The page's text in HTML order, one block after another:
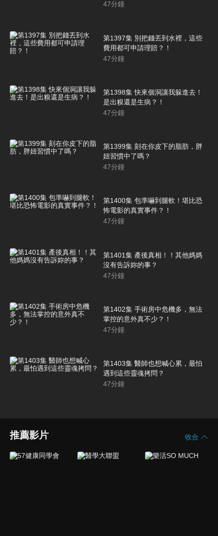
47分鐘
第1397集 別把錢丟到水裡，這些
費用都可申請理賠？！
47分鐘
第1398集 快來個洞讓我躲進去！
是出糗還是生病？！
47分鐘
第1399集 刻在你皮下的脂肪，胖
妞習慣中了嗎？
47分鐘
第1400集 包準嚇到腿軟！堪比恐
怖電影的真實事件？！
47分鐘
第1401集 產後真相！！其他媽媽
沒有告訴妳的事？
47分鐘
第1402集 手術房中危機多，無法
掌控的意外真不少？！
47分鐘
第1403集 醫師也想喊心累，最怕
遇到這些靈魂拷問？
47分鐘
推薦影片 收合